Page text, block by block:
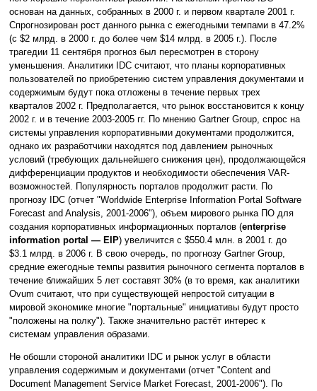
основан на данных, собранных в 2000 г. и первом квартале 2001 г.
Спрогнозирован рост данного рынка с ежегодными темпами в 47.2%
(с $2 млрд. в 2000 г. до более чем $14 млрд. в 2005 г.). После
трагедии 11 сентября прогноз был пересмотрен в сторону
уменьшения. Аналитики IDC считают, что планы корпоративных
пользователей по приобретению систем управления документами и
содержимым будут пока отложены в течение первых трех
кварталов 2002 г. Предполагается, что рынок восстановится к концу
2002 г. и в течение 2003-2005 гг. По мнению Gartner Group, спрос на
системы управления корпоративными документами продолжится,
однако их разработчики находятся под давлением рыночных
условий (требующих дальнейшего снижения цен), продолжающейся
дифференциации продуктов и необходимости обеспечения VAR-
возможностей. Популярность порталов продолжит расти. По
прогнозу IDC (отчет "Worldwide Enterprise Information Portal Software
Forecast and Analysis, 2001-2006"), объем мирового рынка ПО для
создания корпоративных информационных порталов (enterprise
information portal — EIP) увеличится с $550.4 млн. в 2001 г. до
$3.1 млрд. в 2006 г. В свою очередь, по прогнозу Gartner Group,
средние ежегодные темпы развития рыночного сегмента порталов в
течение ближайших 5 лет составят 30% (в то время, как аналитики
Ovum cчитают, что при существующей непростой ситуации в
мировой экономике многие "портальные" инициативы будут просто
"положены на полку"). Также значительно растёт интерес к
системам управления образами.
Не обошли стороной аналитики IDC и рынок услуг в области
управления содержимым и документами (отчет "Content and
Document Management Service Market Forecast, 2001-2006"). По